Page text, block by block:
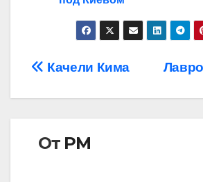
Навигация
по
Качели Кима
От РМ